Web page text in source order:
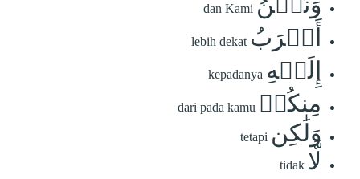
dan Kami
أَقۡرَبُ lebih dekat
إِلَيۡهِ kepadanya
مِنكُمۡ dari pada kamu
وَلَٰكِن tetapi
لَّا tidak